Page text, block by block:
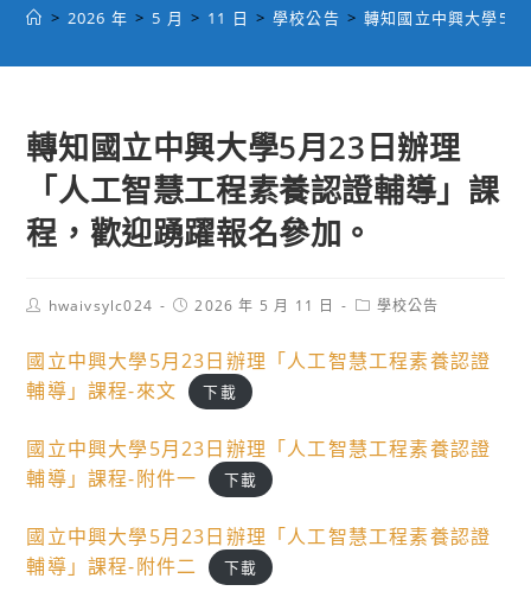
> 2026 年 > 5 月 > 11 日 > 學校公告 > 轉知國立中興大學5
轉知國立中興大學5月23日辦理
「人工智慧工程素養認證輔導」課
程，歡迎踴躍報名參加。
Posthwaivsylc024
Post2026 年 5 月 11 日
Post學校公告
國立中興大學5月23日辦理「人工智慧工程素養認證
輔導」課程-來文
下載
國立中興大學5月23日辦理「人工智慧工程素養認證
輔導」課程-附件一
下載
國立中興大學5月23日辦理「人工智慧工程素養認證
輔導」課程-附件二
下載